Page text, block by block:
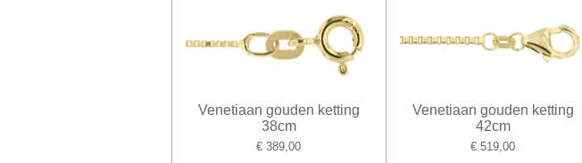
Venetiaan gouden ketting
38cm
€ 389,00
Venetiaan gouden ketting
42cm
€ 519,00